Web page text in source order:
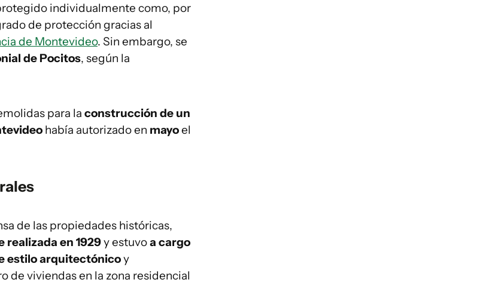
individualmente como, por
de protección gracias al
de Montevideo. Sin embargo, se
de Pocitos, según la
para la construcción de un
había autorizado en mayoel
de las propiedades históricas,
realizada en 1929y estuvoa cargo
estilo arquitectónicoy
de viviendas en la zona residencial